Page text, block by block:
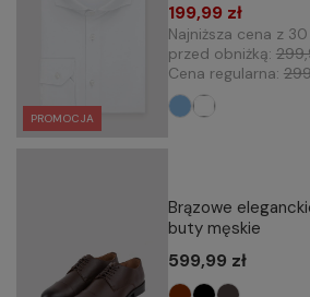
PROMOCJA
199,99 zł
Najniższa cena z
przed obniżką:
Cena regularna:
Brązowe
buty męskie
599,99 zł